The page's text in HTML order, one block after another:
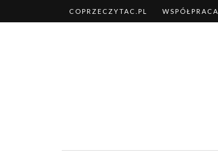
COPRZECZYTAC.PL WSPÓŁPRACA